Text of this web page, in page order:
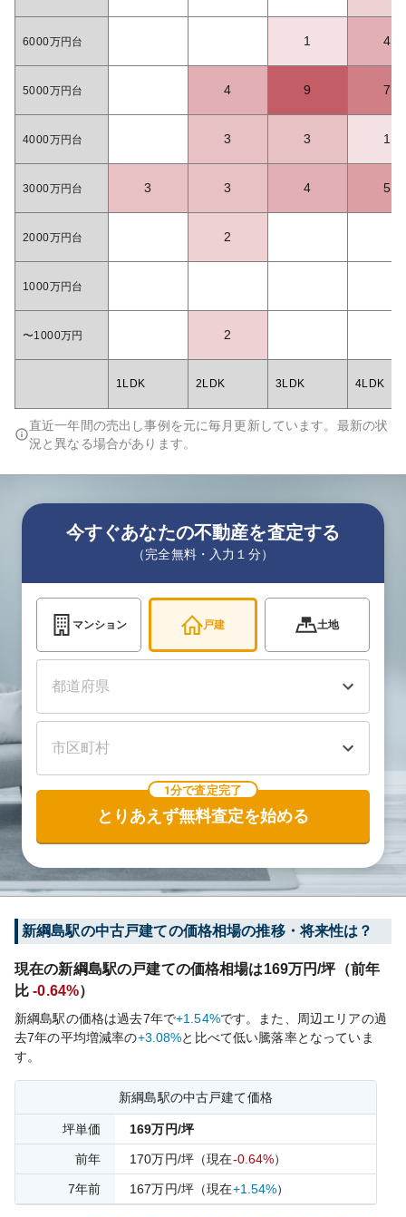
6000万円台 1 4
5000万円台 4 9 7
4000万円台 3 3 1
3000万円台 3 3 4 5
2000万円台 2
1000万円台
〜1000万円 2
1LDK 2LDK 3LDK 4LDK
直近一年間の売出し事例を元に毎月更新しています。最新の状
況と異なる場合があります。
今すぐあなたの不動産を査定する
（完全無料・入力１分）
マンション 戸建 土地
1分で査定完了
とりあえず無料査定を始める
新綱島駅の中古戸建ての価格相場の推移・将来性は？
現在の新綱島駅の戸建ての価格相場は169万円/坪（前年
比 -0.64%）
新綱島駅の価格は過去7年で+1.54%です。
また、周辺エリアの過
去7年の平均増減率の+3.08%と比べて低い騰落率となっていま
す。
新綱島駅の中古戸建て価格
坪単価 169万円/坪
前年 170万円/坪 （現在-0.64%）
7年前 167万円/坪 （現在+1.54%）